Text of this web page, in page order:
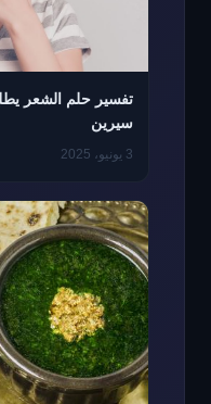
تفسير حلم الشعر
سيرين
3 يونيو، 2025